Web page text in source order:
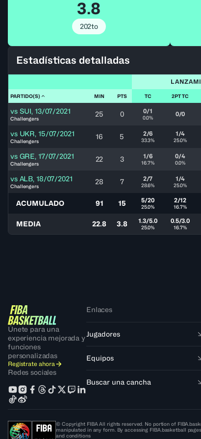
3.8
202to
Estadísticas detalladas
PARTIDO(S) MIN PTS TC 2PT TC
vs SUI, 13/07/2021
Challengers
25 0 0/1
0.0% 0/0
vs UKR, 15/07/2021
Challengers
16 5 2/6
33.3%
1/4
25.0%
vs GRE, 17/07/2021
Challengers
22 3 1/6
16.7%
0/4
0.0%
vs ALB, 18/07/2021
Challengers
28 7 2/7
28.6%
1/4
25.0%
ACUMULADO 91 15 5/20
25.0%
2/12
16.7%
MEDIA 22.8 3.8 1.3/5.0
25.0%
0.5/3.0
16.7%
Únete para una
experiencia mejorada y
funciones
personalizadas
Regístrate ahora
Redes sociales
Enlaces
Jugadores
Equipos
Buscar una cancha
© Copyright FIBA All rights reserved. No portion of
manipulated in any form. By accessing FIBA.basketball
and conditions